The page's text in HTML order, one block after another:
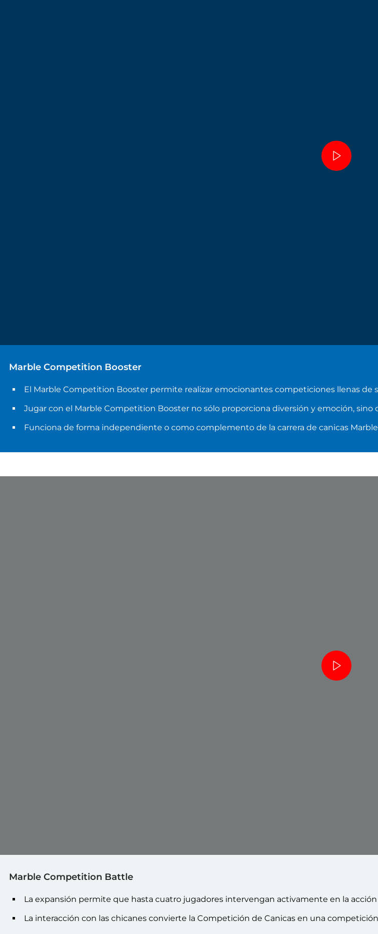
Marble Competition Booster
El Marble Competition Booster permite realizar emocionantes competiciones llenas de
Jugar con el Marble Competition Booster no sólo proporciona diversión y emoción,
Funciona de forma independiente o como complemento de la carrera de canicas
Marble Competition Battle
La expansión permite que hasta cuatro jugadores intervengan activamente en la
La interacción con las chicanes convierte la Competición de Canicas en una